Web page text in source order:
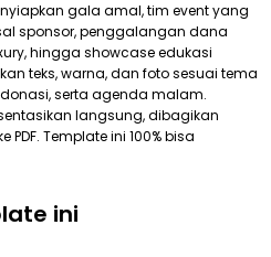
gala amal, tim event yang
sponsor, penggalangan dana
hingga showcase edukasi
teks, warna, dan foto sesuai tema
serta agenda malam.
langsung, dibagikan
Template ini 100% bisa
ini